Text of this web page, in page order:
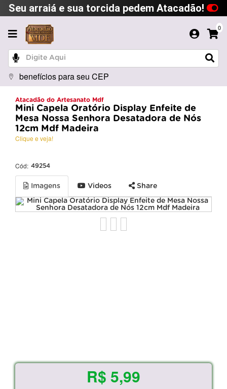
Seu arraiá e sua torcida pedem Atacadão!
0
benefícios para seu CEP
Atacadão do Artesanato Mdf
Mini Capela Oratório Display Enfeite de
Mesa Nossa Senhora Desatadora de Nós
12cm Mdf Madeira
Clique e veja!
Cód: 49254
Imagens Videos Share
R$ 5,99